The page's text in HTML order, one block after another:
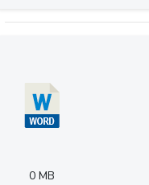
0 MB